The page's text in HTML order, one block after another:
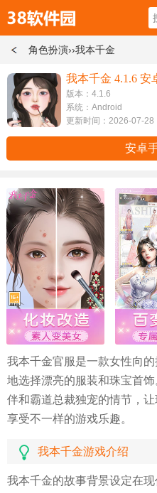
角色扮演››我本千金
我本千金 4.1.6 安
版本：4.1.6
系统：Android
更新时间：2026-07-28
安卓
我本千金官服是一款女性向
地选择漂亮的服装和珠宝首
伴和霸道总裁独宠的情节，
享受不一样的游戏乐趣。
我本千金游戏介绍
我本千金的故事背景设定在